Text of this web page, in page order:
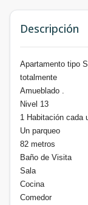
Descripción
Apartamento tipo
totalmente
Amueblado .
Nivel 13
1 Habitación cada
Un parqueo
82 metros
Baño de Visita
Sala
Cocina
Comedor